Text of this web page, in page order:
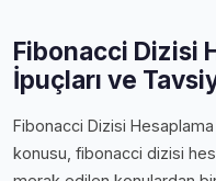
Fibonacci Dizisi
İpuçları ve
Fibonacci Dizisi
konusu, fibonacci dizisi